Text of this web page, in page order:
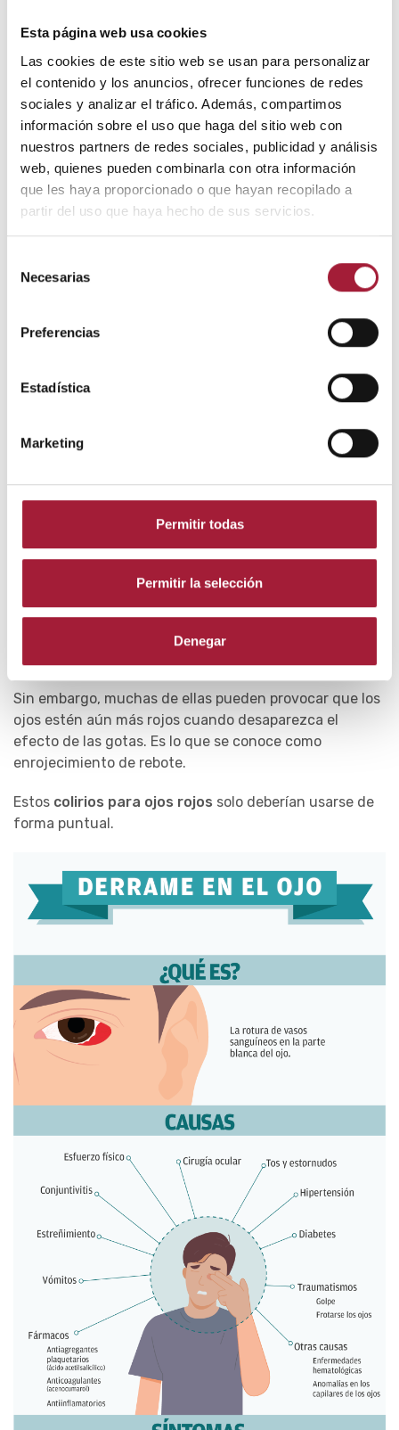
Esta página web usa cookies
Las cookies de este sitio web se usan para personalizar
el contenido y los anuncios, ofrecer funciones de redes
sociales y analizar el tráfico. Además, compartimos
información sobre el uso que haga del sitio web con
nuestros partners de redes sociales, publicidad y análisis
web, quienes pueden combinarla con otra información
que les haya proporcionado o que hayan recopilado a
partir del uso que haya hecho de sus servicios.
Necesarias
Preferencias
Estadística
Marketing
Permitir todas
Permitir la selección
Denegar
Aún así, cabe recordar que en la gran mayoría de los
casos se trata de episodios puntuales de carácter
benigno y que se resolverán por sí solos en pocos días.
Por lo general, existen unas recomendaciones
generales para favorecer la recuperación y prevenir
que empeore el derrame o aparezcan nuevas manchas
rojas en los ojos:
No frotarse los ojos ni ejercer presión sobre ellos.
Evitar realizar esfuerzos físicos importantes.
estornudos.
Prevenir el estreñimiento.
prevenir el derrame en el ojo en personas con
sequedad ocular o portadores de lentes de
Evitar el uso continuado degotas para ojos rojos
Estas tienen un efecto descongestionante y
Sin embargo, muchas de ellas pueden provocar que los
ojos estén aún más rojos cuando desaparezca el
efecto de las gotas. Es lo que se conoce como
enrojecimiento de rebote.
Estos colirios para ojos rojos solo deberían usarse de
forma puntual.